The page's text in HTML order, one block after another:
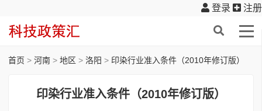
登录 注册
首页 > 河南 > 地区 > 洛阳 > 印染行业准入条件（2010年修订版）
印染行业准入条件（2010年修订版）